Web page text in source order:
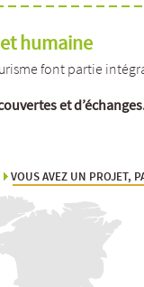
humaine
font partie
et
VOUS AVEZ UN PROJET,